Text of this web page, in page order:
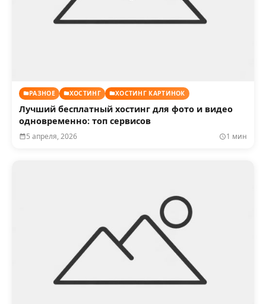
РАЗНОЕ ХОСТИНГ ХОСТИНГ КАРТИНОК
Лучший бесплатный хостинг для фото и видео
одновременно: топ сервисов
5 апреля, 2026 1 мин